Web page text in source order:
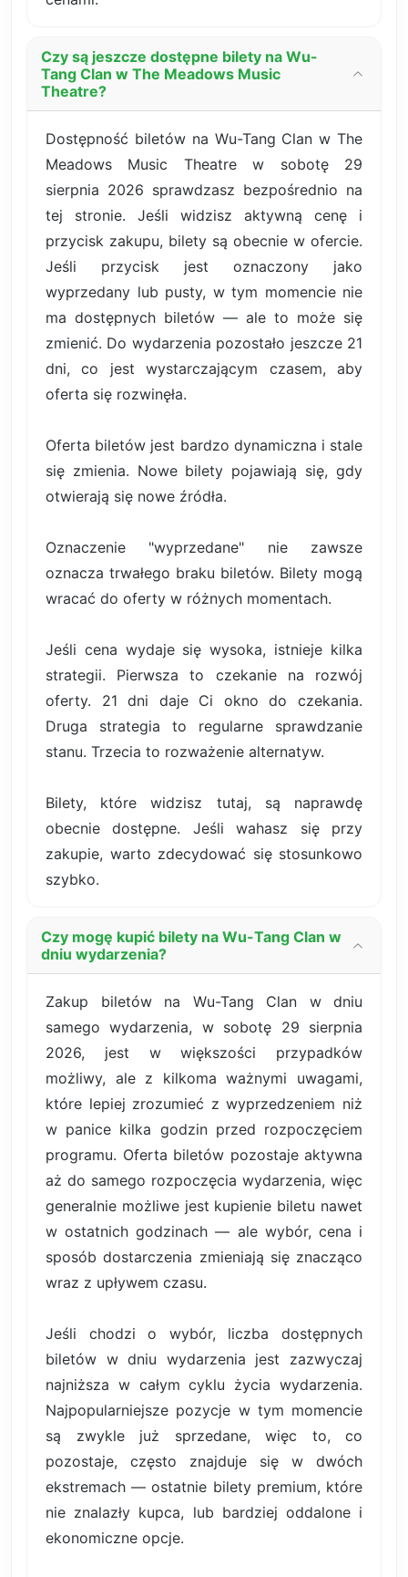
Czy są jeszcze dostępne bilety na Wu-
Tang Clan w The Meadows Music
Theatre?
Dostępność biletów na Wu-Tang Clan w The
Meadows Music Theatre w sobotę 29
sierpnia 2026 sprawdzasz bezpośrednio na
tej stronie. Jeśli widzisz aktywną cenę i
przycisk zakupu, bilety są obecnie w ofercie.
Jeśli przycisk jest oznaczony jako
wyprzedany lub pusty, w tym momencie nie
ma dostępnych biletów — ale to może się
zmienić. Do wydarzenia pozostało jeszcze 21
dni, co jest wystarczającym czasem, aby
oferta się rozwinęła.
Oferta biletów jest bardzo dynamiczna i stale
się zmienia. Nowe bilety pojawiają się, gdy
otwierają się nowe źródła.
Oznaczenie "wyprzedane" nie zawsze
oznacza trwałego braku biletów. Bilety mogą
wracać do oferty w różnych momentach.
Jeśli cena wydaje się wysoka, istnieje kilka
strategii. Pierwsza to czekanie na rozwój
oferty. 21 dni daje Ci okno do czekania.
Druga strategia to regularne sprawdzanie
stanu. Trzecia to rozważenie alternatyw.
Bilety, które widzisz tutaj, są naprawdę
obecnie dostępne. Jeśli wahasz się przy
zakupie, warto zdecydować się stosunkowo
szybko.
Czy mogę kupić bilety na Wu-Tang Clan w
dniu wydarzenia?
Zakup biletów na Wu-Tang Clan w dniu
samego wydarzenia, w sobotę 29 sierpnia
2026, jest w większości przypadków
możliwy, ale z kilkoma ważnymi uwagami,
które lepiej zrozumieć z wyprzedzeniem niż
w panice kilka godzin przed rozpoczęciem
programu. Oferta biletów pozostaje aktywna
aż do samego rozpoczęcia wydarzenia, więc
generalnie możliwe jest kupienie biletu nawet
w ostatnich godzinach — ale wybór, cena i
sposób dostarczenia zmieniają się znacząco
wraz z upływem czasu.
Jeśli chodzi o wybór, liczba dostępnych
biletów w dniu wydarzenia jest zazwyczaj
najniższa w całym cyklu życia wydarzenia.
Najpopularniejsze pozycje w tym momencie
są zwykle już sprzedane, więc to, co
pozostaje, często znajduje się w dwóch
ekstremach — ostatnie bilety premium, które
nie znalazły kupca, lub bardziej oddalone i
ekonomiczne opcje.